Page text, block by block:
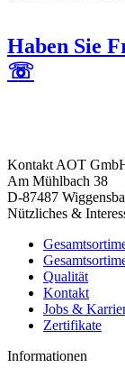
Haben Sie
☏
Kontakt AOT
Am Mühlbach 38
D-87487
Nützliches &
Qualität
Kontakt
Jobs &
Zertifikate
Informationen